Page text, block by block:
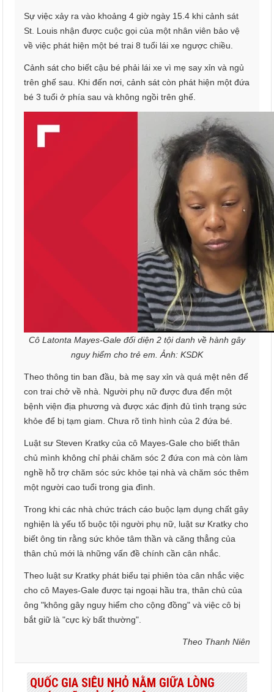
Sự việc xảy ra vào khoảng 4 giờ ngày 15.4 khi cảnh sát
St. Louis nhận được cuộc gọi của một nhân viên bảo vệ
về việc phát hiện một bé trai 8 tuổi lái xe ngược chiều.
Cảnh sát cho biết cậu bé phải lái xe vì mẹ say xỉn và ngủ
trên ghế sau. Khi đến nơi, cảnh sát còn phát hiện một đứa
bé 3 tuổi ở phía sau và không ngồi trên ghế.
Cô Latonta Mayes-Gale đối diện 2 tội danh về hành gây
nguy hiểm cho trẻ em. Ảnh: KSDK
Theo thông tin ban đầu, bà mẹ say xỉn và quá mệt nên để
con trai chở về nhà. Người phụ nữ được đưa đến một
bệnh viện địa phương và được xác định đủ tình trạng sức
khỏe để bị tạm giam. Chưa rõ tình hình của 2 đứa bé.
Luật sư Steven Kratky của cô Mayes-Gale cho biết thân
chủ mình không chỉ phải chăm sóc 2 đứa con mà còn làm
nghề hỗ trợ chăm sóc sức khỏe tại nhà và chăm sóc thêm
một người cao tuổi trong gia đình.
Trong khi các nhà chức trách cáo buộc lạm dụng chất gây
nghiện là yếu tố buộc tội người phụ nữ, luật sư Kratky cho
biết ông tin rằng sức khỏe tâm thần và căng thẳng của
thân chủ mới là những vấn đề chính cần cân nhắc.
Theo luật sư Kratky phát biểu tại phiên tòa cân nhắc việc
cho cô Mayes-Gale được tại ngoại hầu tra, thân chủ của
ông "không gây nguy hiểm cho cộng đồng" và việc cô bị
bắt giữ là "cực kỳ bất thường".
Theo Thanh Niên
QUỐC GIA SIÊU NHỎ NẰM GIỮA LÒNG